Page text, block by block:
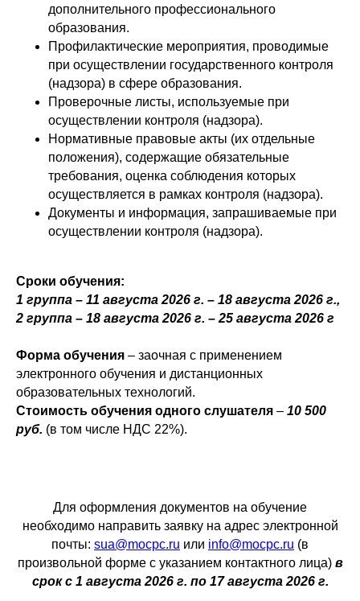
дополнительного профессионального
образования.
Профилактические мероприятия, проводимые
при осуществлении государственного контроля
(надзора) в сфере образования.
Проверочные листы, используемые при
осуществлении контроля (надзора).
Нормативные правовые акты (их отдельные
положения), содержащие обязательные
требования, оценка соблюдения которых
осуществляется в рамках контроля (надзора).
Документы и информация, запрашиваемые при
осуществлении контроля (надзора).
Сроки обучения:
1 группа – 11 августа 2026 г. – 18 августа 2026 г.,
2 группа – 18 августа 2026 г. – 25 августа 2026 г
Форма обучения – заочная с применением
электронного обучения и дистанционных
образовательных технологий.
Стоимость обучения одного слушателя – 10 500
руб. (в том числе НДС 22%).
Для оформления документов на обучение
необходимо направить заявку на адрес электронной
почты: sua@mocpc.ru или info@mocpc.ru (в
произвольной форме с указанием контактного лица) в
срок с 1 августа 2026 г. по 17 августа 2026 г.